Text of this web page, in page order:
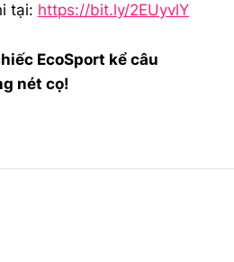
tại: https://bit.ly/2EUyvlY
EcoSport kể câu
nét cọ!